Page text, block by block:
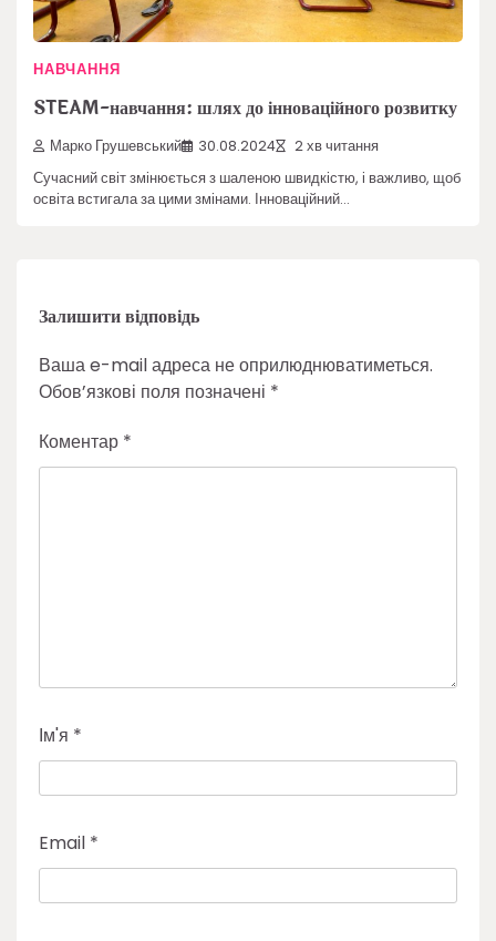
НАВЧАННЯ
STEAM-навчання: шлях до інноваційного розвитку
Марко Грушевський 30.08.2024 2 хв читання
Сучасний світ змінюється з шаленою швидкістю, і важливо, щоб
освіта встигала за цими змінами. Інноваційний…
Залишити відповідь
Ваша e-mail адреса не оприлюднюватиметься.
Обов’язкові поля позначені *
Коментар *
Ім'я *
Email *